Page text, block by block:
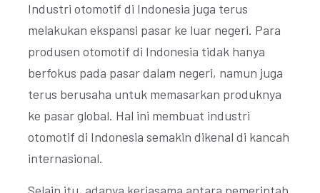
Industri otomotif di Indonesia juga terus
melakukan ekspansi pasar ke luar negeri. Para
produsen otomotif di Indonesia tidak hanya
berfokus pada pasar dalam negeri, namun juga
terus berusaha untuk memasarkan produknya
ke pasar global. Hal ini membuat industri
otomotif di Indonesia semakin dikenal di kancah
internasional.